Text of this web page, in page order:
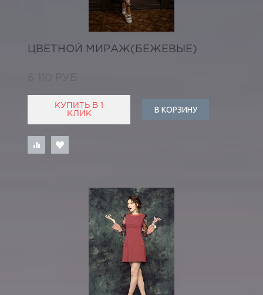
ЦВЕТНОЙ МИРАЖ(БЕЖЕВЫЕ)
6 110 РУБ
КУПИТЬ В 1
КЛИК
В КОРЗИНУ